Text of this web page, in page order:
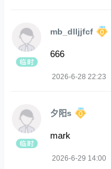
mb_dlljjfcf
666
2026-6-28 22:23
夕阳s
mark
2026-6-29 14:00